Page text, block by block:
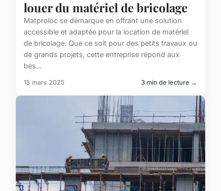
louer du matériel de bricolage
Matproloc se démarque en offrant une solution
accessible et adaptée pour la location de matériel
de bricolage. Que ce soit pour des petits travaux ou
de grands projets, cette entreprise répond aux
bes...
15 mars 2025 3 min de lecture →